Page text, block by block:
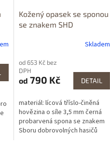
Kožený opasek se sponou
se znakem SHD
Skladem
od 653 Kč bez
DPH
od 790 Kč DETAIL
materiál: lícová tříslo-činěná
hovězina o síle 3,5 mm černá
probarvená spona se znakem
Sboru dobrovolných hasičů